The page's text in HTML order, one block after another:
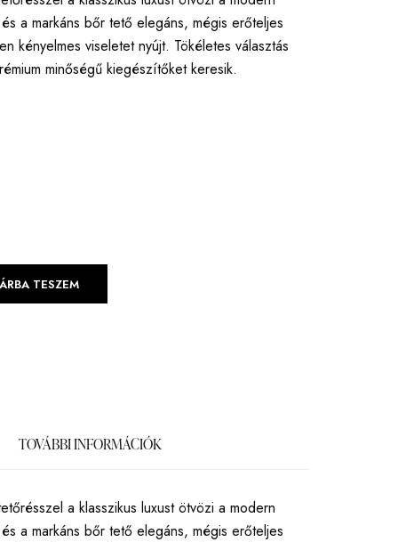
Swakara
Coboly
a markáns bőr tető elegáns, mégis erőteljes
kényelmes viseletet nyújt. Tökéletes választás
minőségű kiegészítőket keresik.
TESZEM
TOVÁBBI INFORMÁCIÓK
a klasszikus luxust ötvözi a modern
a markáns bőr tető elegáns, mégis erőteljes